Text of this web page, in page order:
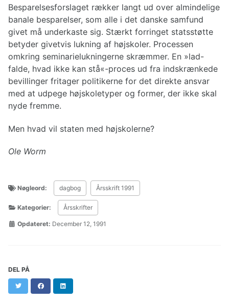
Besparelsesforslaget rækker langt ud over almindelige
banale besparelser, som alle i det danske samfund
givet må underkaste sig. Stærkt forringet statsstøtte
betyder givetvis lukning af højskoler. Processen
omkring seminarielukningerne skræmmer. En »lad-
falde, hvad ikke kan stå«-proces ud fra indskrænkede
bevillinger fritager politikerne for det direkte ansvar
med at udpege højskoletyper og former, der ikke skal
nyde fremme.
Men hvad vil staten med højskolerne?
Ole Worm
Nøgleord: dagbog Årsskrift 1991
Kategorier: Årsskrifter
Opdateret: December 12, 1991
DEL PÅ
Twitter Facebook